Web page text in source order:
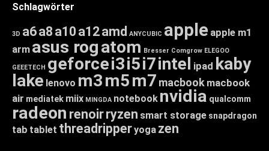
Schlagwörter
3D a6a8 a10 a12amd ANYCUBIC apple apple m1
arm asus rogatom Bresser Comgrow ELEGOO
GEEETECH geforcei3i5i7intel ipad kaby
lake lenovo m3m5m7 macbook macbook
air mediatek miix MINGDA notebook nvidia qualcomm
radeon renoirryzen smart storage snapdragon
tab tablet threadripperyoga zen